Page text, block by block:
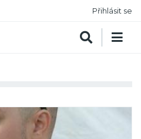
Přihlásit se